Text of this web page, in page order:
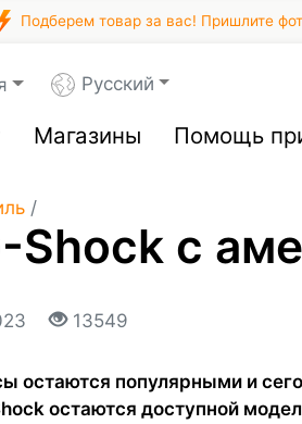
Подберем товар за вас! Пришлите
Русский
Магазины Помощь
/
Shock с
13549
остаются популярными и
остаются доступной